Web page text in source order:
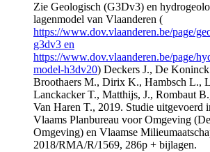
Zie Geologisch (G3Dv3) en
lagenmodel van Vlaanderen (
https://www.dov.vlaanderen.be/page/
g3dv3 en
https://www.dov.vlaanderen.be/page/
model-h3dv20) Deckers J., De
Broothaers M., Dirix K., Hambsch L.,
Lanckacker T., Matthijs, J., Rombaut
Van Haren T., 2019. Studie uitgevoerd
Vlaams Planbureau voor Omgeving
Omgeving) en Vlaamse
2018/RMA/R/1569, 286p + bijlagen.